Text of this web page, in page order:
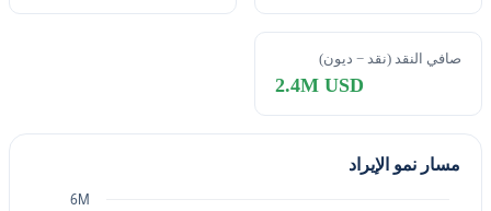
صافي النقد (نقد − ديون)
2.4M USD
مسار نمو الإيراد
6M